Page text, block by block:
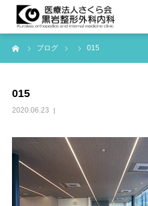
ブログ 015
015
2020.06.23
TOPページ
お知らせ等
アクセス